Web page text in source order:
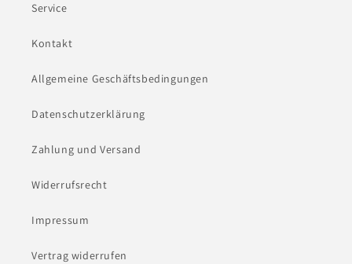
Service
Kontakt
Allgemeine Geschäftsbedingungen
Datenschutzerklärung
Zahlung und Versand
Widerrufsrecht
Impressum
Vertrag widerrufen